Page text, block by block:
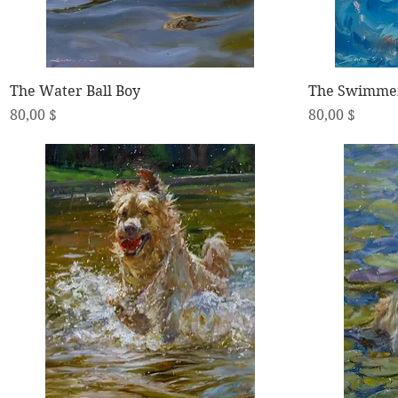
Schnellansicht
The Water Ball Boy
Preis
80,00 $
The
Preis
80,00 $